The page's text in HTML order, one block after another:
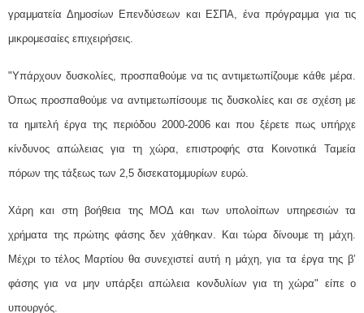
γραμματεία Δημοσίων Επενδύσεων και ΕΣΠΑ, ένα πρόγραμμα για τις
μικρομεσαίες επιχειρήσεις.
"Υπάρχουν δυσκολίες, προσπαθούμε να τις αντιμετωπίζουμε κάθε μέρα.
Όπως προσπαθούμε να αντιμετωπίσουμε τις δυσκολίες και σε σχέση με
τα ημιτελή έργα της περιόδου 2000-2006 και που ξέρετε πως υπήρχε
κίνδυνος απώλειας για τη χώρα, επιστροφής στα Κοινοτικά Ταμεία
πόρων της τάξεως των 2,5 δισεκατομμυρίων ευρώ.
Χάρη και στη βοήθεια της ΜΟΔ και των υπολοίπων υπηρεσιών τα
χρήματα της πρώτης φάσης δεν χάθηκαν. Και τώρα δίνουμε τη μάχη.
Μέχρι το τέλος Μαρτίου θα συνεχιστεί αυτή η μάχη, για τα έργα της β’
φάσης για να μην υπάρξει απώλεια κονδυλίων για τη χώρα" είπε ο
υπουργός.